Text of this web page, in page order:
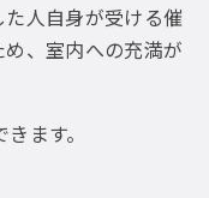
人自身が受ける催
、室内への充満が
ます。